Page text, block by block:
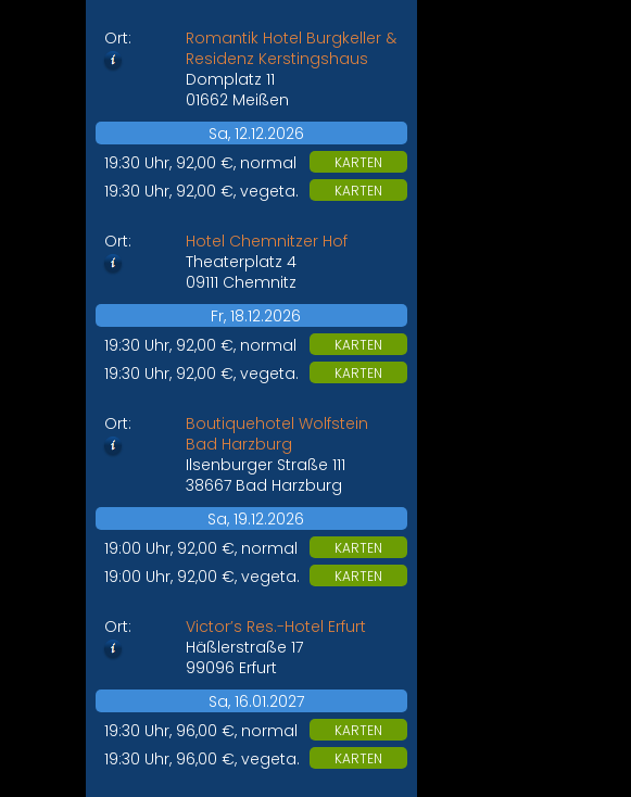
Ort:
Romantik Hotel Burgkeller &
Residenz Kerstingshaus
Domplatz 11
01662 Meißen
Sa, 12.12.2026
19:30 Uhr, 92,00 €, normal
KARTEN
19:30 Uhr, 92,00 €, vegeta. KARTEN
Ort:
Hotel Chemnitzer Hof
Theaterplatz 4
09111 Chemnitz
Fr, 18.12.2026
19:30 Uhr, 92,00 €, normal
KARTEN
19:30 Uhr, 92,00 €, vegeta. KARTEN
Ort:
Boutiquehotel Wolfstein
Bad Harzburg
Ilsenburger Straße 111
38667 Bad Harzburg
Sa, 19.12.2026
19:00 Uhr, 92,00 €, normal
KARTEN
19:00 Uhr, 92,00 €, vegeta. KARTEN
Ort:
Victor’s Res.-Hotel Erfurt
Häßlerstraße 17
99096 Erfurt
Sa, 16.01.2027
19:30 Uhr, 96,00 €, normal
KARTEN
19:30 Uhr, 96,00 €, vegeta. KARTEN